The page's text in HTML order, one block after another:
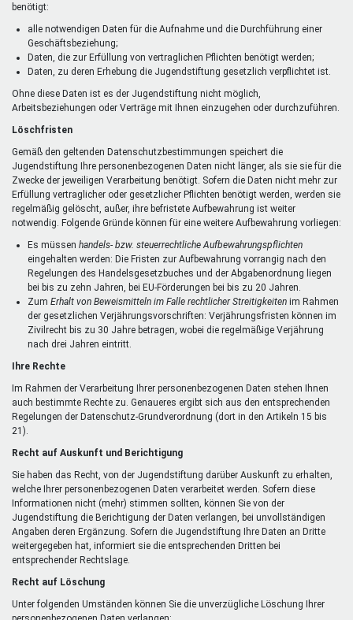
benötigt:
alle notwendigen Daten für die Aufnahme und die Durchführung einer
Geschäftsbeziehung;
Daten, die zur Erfüllung von vertraglichen Pflichten benötigt werden;
Daten, zu deren Erhebung die Jugendstiftung gesetzlich verpflichtet ist.
Ohne diese Daten ist es der Jugendstiftung nicht möglich,
Arbeitsbeziehungen oder Verträge mit Ihnen einzugehen oder durchzuführen.
Löschfristen
Gemäß den geltenden Datenschutzbestimmungen speichert die
Jugendstiftung Ihre personenbezogenen Daten nicht länger, als sie sie für die
Zwecke der jeweiligen Verarbeitung benötigt. Sofern die Daten nicht mehr zur
Erfüllung vertraglicher oder gesetzlicher Pflichten benötigt werden, werden sie
regelmäßig gelöscht, außer, ihre befristete Aufbewahrung ist weiter
notwendig. Folgende Gründe können für eine weitere Aufbewahrung vorliegen:
Es müssen handels- bzw. steuerrechtliche Aufbewahrungspflichten
eingehalten werden: Die Fristen zur Aufbewahrung vorrangig nach den
Regelungen des Handelsgesetzbuches und der Abgabenordnung liegen
bei bis zu zehn Jahren, bei EU-Förderungen bei bis zu 20 Jahren.
Zum Erhalt von Beweismitteln im Falle rechtlicher Streitigkeiten im Rahmen
der gesetzlichen Verjährungsvorschriften: Verjährungsfristen können im
Zivilrecht bis zu 30 Jahre betragen, wobei die regelmäßige Verjährung
nach drei Jahren eintritt.
Ihre Rechte
Im Rahmen der Verarbeitung Ihrer personenbezogenen Daten stehen Ihnen
auch bestimmte Rechte zu. Genaueres ergibt sich aus den entsprechenden
Regelungen der Datenschutz-Grundverordnung (dort in den Artikeln 15 bis
21).
Recht auf Auskunft und Berichtigung
Sie haben das Recht, von der Jugendstiftung darüber Auskunft zu erhalten,
welche Ihrer personenbezogenen Daten verarbeitet werden. Sofern diese
Informationen nicht (mehr) stimmen sollten, können Sie von der
Jugendstiftung die Berichtigung der Daten verlangen, bei unvollständigen
Angaben deren Ergänzung. Sofern die Jugendstiftung Ihre Daten an Dritte
weitergegeben hat, informiert sie die entsprechenden Dritten bei
entsprechender Rechtslage.
Recht auf Löschung
Unter folgenden Umständen können Sie die unverzügliche Löschung Ihrer